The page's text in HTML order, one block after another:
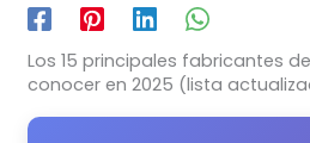
Los 15 principales fabricantes
conocer en 2025 (lista